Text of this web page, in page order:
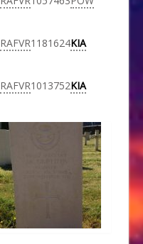
RAFVR1181624KIA
RAFVR1013752KIA